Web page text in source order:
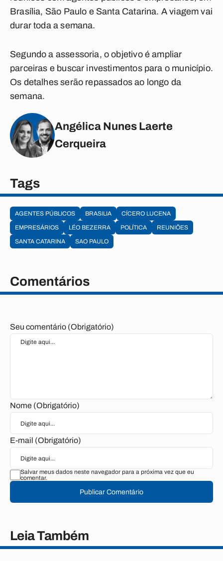
Brasília, São Paulo e Santa Catarina. A viagem vai
durar toda a semana.
Segundo a assessoria, o objetivo é ampliar
parceiras e buscar investimentos para o município.
Os detalhes serão repassados ao longo da
semana.
Angélica Nunes Laerte
Cerqueira
Tags
AGENTES PÚBLICOS BRASILIA
CÍCERO LUCENA
EMPRESÁRIOS
LÉO BEZERRA POLÍTICA
REUNIÕES
SANTA CATARINA
SAO PAULO
Comentários
Seu comentário (Obrigatório)
Nome (Obrigatório)
E-mail (Obrigatório)
Salvar meus dados neste navegador para a próxima vez que eu
comentar.
Publicar Comentário
Leia Também